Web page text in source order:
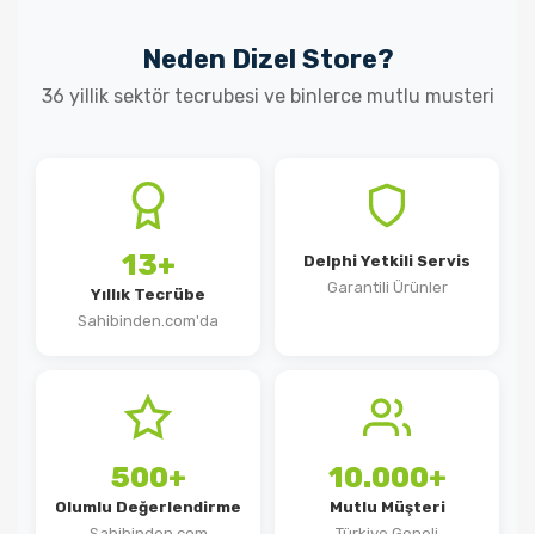
Neden Dizel Store?
36 yillik sektör tecrubesi ve binlerce mutlu musteri
13+
Yıllık Tecrübe
Sahibinden.com'da
Delphi Yetkili Servis
Garantili Ürünler
500+
Olumlu Değerlendirme
10.000+
Mutlu Müşteri